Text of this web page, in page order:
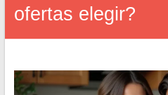
ofertas elegir?